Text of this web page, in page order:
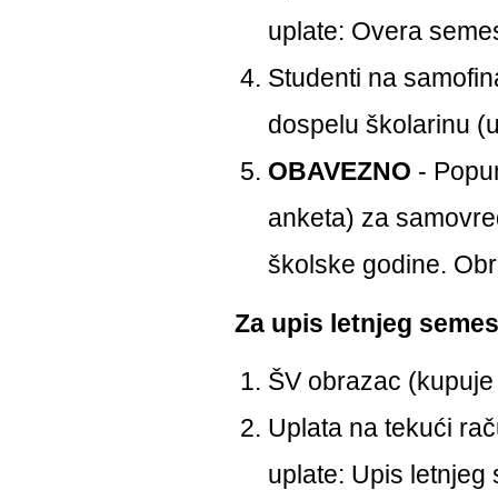
uplate: Overa
Studenti na
dospelu školarinu
OBAVEZNO -
anketa) za
školske godine.
Za upis letnjeg
ŠV obrazac
Uplata na tekući
uplate: Upis